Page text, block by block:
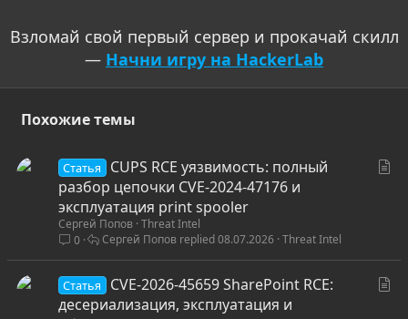
Взломай свой первый сервер и прокачай скилл
— Начни игру на HackerLab
Похожие темы
я
Статья
CUPS RCE уязвимость: полный
разбор цепочки CVE-2024-47176 и
эксплуатация print spooler
Сергей Попов Threat Intel
0
Threat Intel
08.07.2026
Сергей Попов
Статья
CVE-2026-45659 SharePoint RCE:
десериализация, эксплуатация и